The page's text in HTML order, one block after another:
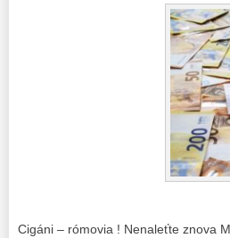
Cigáni – rómovia ! Nenaleťte znova